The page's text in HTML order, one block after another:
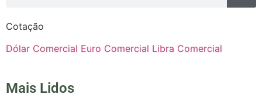
Cotação
Dólar Comercial Euro Comercial Libra Comercial
Mais Lidos